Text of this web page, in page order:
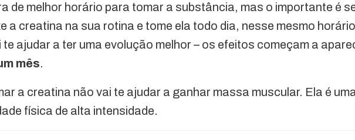
de melhor horário para tomar a substância, mas o importante é
a creatina na sua rotina e tome ela todo dia, nesse mesmo
ajudar a ter uma evolução melhor – os efeitos começam a
mês.
a creatina não vai te ajudar a ganhar massa muscular. Ela é
física de alta intensidade.